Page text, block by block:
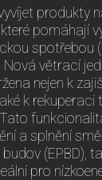
produkty
pomáhají
spotřebou
Nová větrací
nejen k
k rekuperaci
a splnění
(EPBD),
pro